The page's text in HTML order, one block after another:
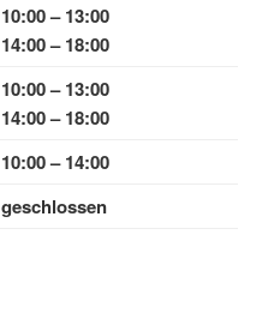
10:00 – 13:00
14:00 – 18:00
10:00 – 13:00
14:00 – 18:00
10:00 – 14:00
geschlossen